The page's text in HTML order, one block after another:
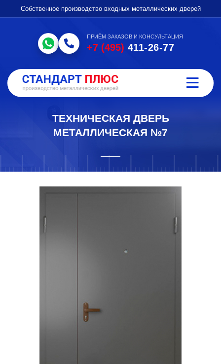
Собственное производство входных металлических дверей
ПРИЁМ ЗАКАЗОВ И КОНСУЛЬТАЦИЯ
+7 (495) 411-26-77
ТЕХНИЧЕСКАЯ ДВЕРЬ
МЕТАЛЛИЧЕСКАЯ №7